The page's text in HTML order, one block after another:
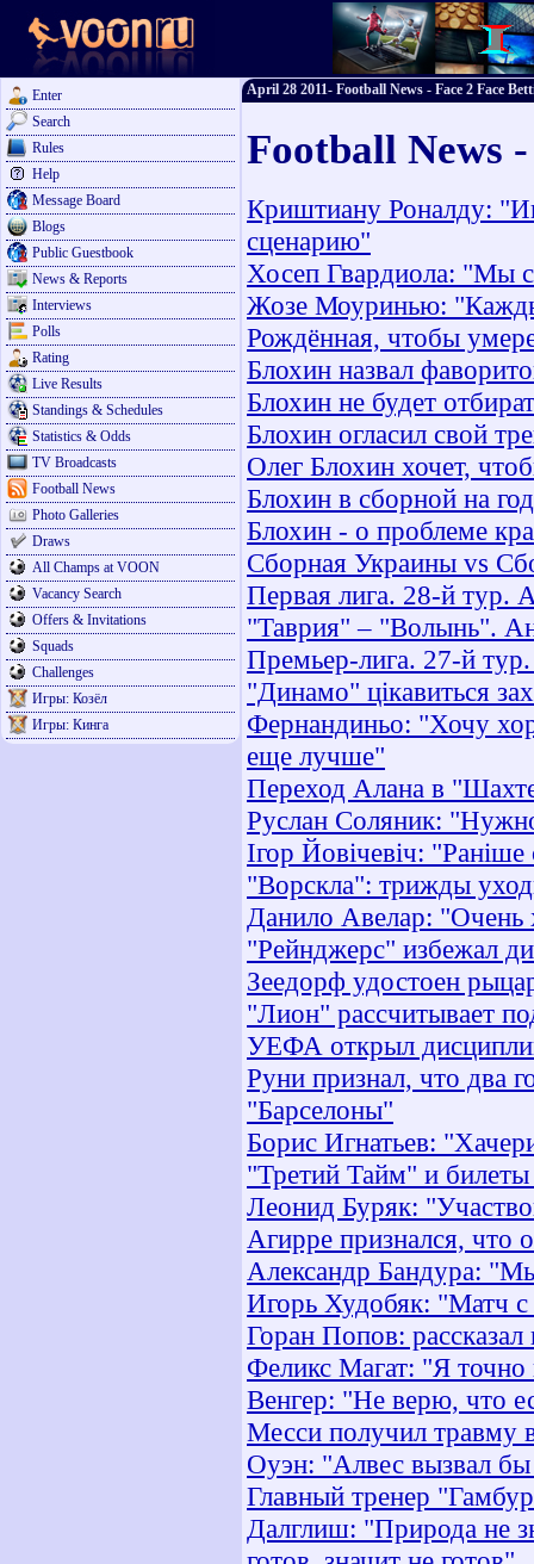
Enter
Search
Rules
Help
Message Board
Blogs
Public Guestbook
News & Reports
Interviews
Polls
Rating
Live Results
Standings & Schedules
Statistics & Odds
TV Broadcasts
Football News
Photo Galleries
Draws
All Champs at VOON
Vacancy Search
Offers & Invitations
Squads
Challenges
Игры: Козёл
Игры: Кинга
April 28 2011- Football News - Face 2 Face
Football News
Криштиану Роналду:
сценарию"
Хосеп Гвардиола: "Мы
Жозе Моуринью:
Рождённая, чтобы
Блохин назвал
Блохин не будет
Блохин огласил свой
Олег Блохин хочет,
Блохин в сборной на год
Блохин - о проблеме
Сборная Украины vs
Первая лига. 28-й тур.
"Таврия" – "Волынь".
Премьер-лига. 27-й тур.
"Динамо" цікавиться
Фернандиньо: "Хочу
еще лучше"
Переход Алана в
Руслан Соляник:
Ігор Йовічевіч: "Раніше
"Ворскла": трижды
Данило Авелар: "Очень
"Рейнджерс" избежал
Зеедорф удостоен
"Лион" рассчитывает
УЕФА открыл
Руни признал, что два
"Барселоны"
Борис Игнатьев:
"Третий Тайм" и
Леонид Буряк:
Агирре признался, что
Александр Бандура:
Игорь Худобяк: "Матч
Горан Попов:
Феликс Магат: "Я
Венгер: "Не верю, что
Месси получил травму
Оуэн: "Алвес вызвал
Главный тренер
Далглиш: "Природа не